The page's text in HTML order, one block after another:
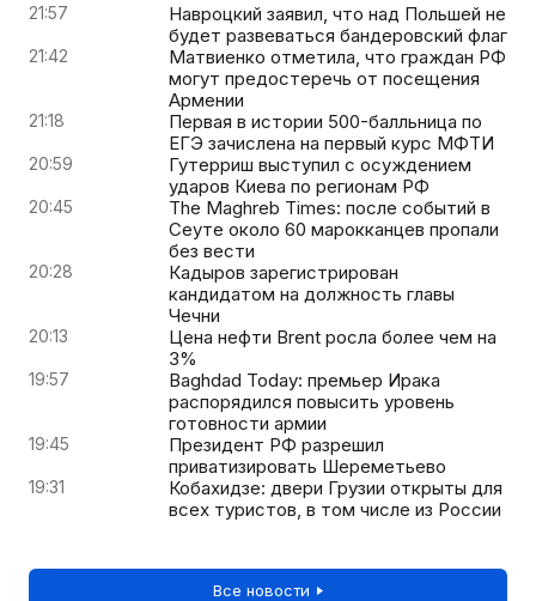
21:57
Навроцкий заявил, что над Польшей не
будет развеваться бандеровский флаг
21:42
Матвиенко отметила, что граждан РФ
могут предостеречь от посещения
Армении
21:18
Первая в истории 500-балльница по
ЕГЭ зачислена на первый курс МФТИ
20:59
Гутерриш выступил с осуждением
ударов Киева по регионам РФ
20:45
The Maghreb Times: после событий в
Сеуте около 60 марокканцев пропали
без вести
20:28
Кадыров зарегистрирован
кандидатом на должность главы
Чечни
20:13
Цена нефти Brent росла более чем на
3%
19:57
Baghdad Today: премьер Ирака
распорядился повысить уровень
готовности армии
19:45
Президент РФ разрешил
приватизировать Шереметьево
19:31
Кобахидзе: двери Грузии открыты для
всех туристов, в том числе из России
Все новости